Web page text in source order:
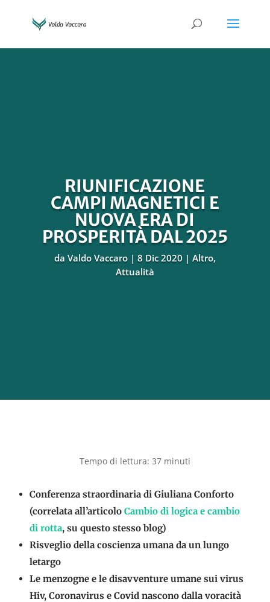
RIUNIFICAZIONE
CAMPI MAGNETICI E
NUOVA ERA DI
PROSPERITÀ DAL 2025
da Valdo Vaccaro 8 Dic 2020 Altro,
Attualità
Conferenza straordinaria di Giuliana Conforto
(correlata all’articolo Cambio di logica e cambio
di rotta, su questo stesso blog)
Risveglio della coscienza umana da un lungo
letargo
Le menzogne e le disavventure umane sui virus
Hiv, Coronavirus e Covid nascono dalla voracità